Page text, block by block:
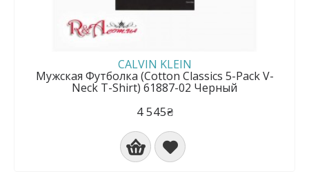
CALVIN KLEIN
Мужская Футболка (Cotton Classics 5-Pack V-
Neck T-Shirt) 61887-02 Черный
4 545₴